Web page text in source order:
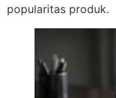
popularitas produk.